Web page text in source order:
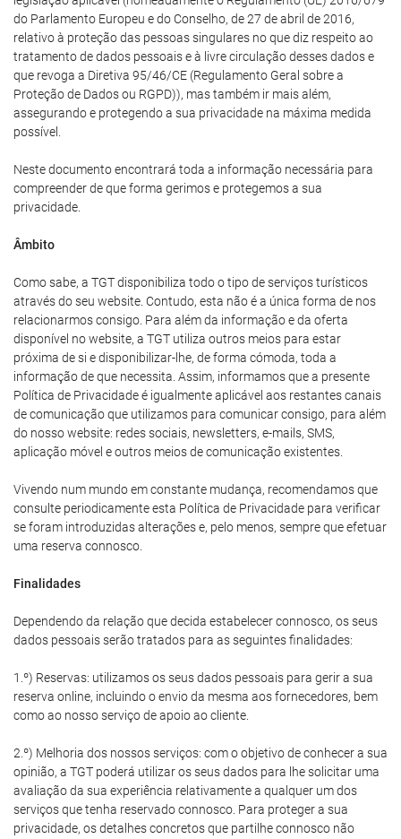
do Parlamento Europeu e do Conselho, de 27 de abril de 2016,
relativo à proteção das pessoas singulares no que diz respeito ao
tratamento de dados pessoais e à livre circulação desses dados e
que revoga a Diretiva 95/46/CE (Regulamento Geral sobre a
Proteção de Dados ou RGPD)), mas também ir mais além,
assegurando e protegendo a sua privacidade na máxima medida
possível.
Neste documento encontrará toda a informação necessária para
compreender de que forma gerimos e protegemos a sua
privacidade.
Âmbito
Como sabe, a TGT disponibiliza todo o tipo de serviços turísticos
através do seu website. Contudo, esta não é a única forma de nos
relacionarmos consigo. Para além da informação e da oferta
disponível no website, a TGT utiliza outros meios para estar
próxima de si e disponibilizar-lhe, de forma cómoda, toda a
informação de que necessita. Assim, informamos que a presente
Política de Privacidade é igualmente aplicável aos restantes canais
de comunicação que utilizamos para comunicar consigo, para além
do nosso website: redes sociais, newsletters, e-mails, SMS,
aplicação móvel e outros meios de comunicação existentes.
Vivendo num mundo em constante mudança, recomendamos que
consulte periodicamente esta Política de Privacidade para verificar
se foram introduzidas alterações e, pelo menos, sempre que efetuar
uma reserva connosco.
Finalidades
Dependendo da relação que decida estabelecer connosco, os seus
dados pessoais serão tratados para as seguintes finalidades:
1.º) Reservas: utilizamos os seus dados pessoais para gerir a sua
reserva online, incluindo o envio da mesma aos fornecedores, bem
como ao nosso serviço de apoio ao cliente.
2.º) Melhoria dos nossos serviços: com o objetivo de conhecer a sua
opinião, a TGT poderá utilizar os seus dados para lhe solicitar uma
avaliação da sua experiência relativamente a qualquer um dos
serviços que tenha reservado connosco. Para proteger a sua
privacidade, os detalhes concretos que partilhe connosco não